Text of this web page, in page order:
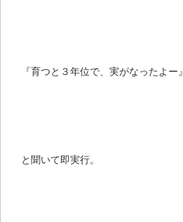
『育つと３年位で、実がなったよー』
と聞いて即実行。